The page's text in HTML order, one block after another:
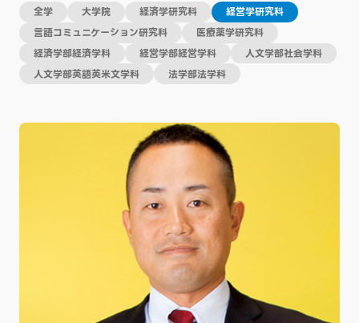
全学 大学院 経済学研究科
経営学研究科
言語コミュニケーション研究科
医療薬学研究科
経済学部経済学科
経営学部経営学科
人文学部社会学科
人文学部英語英米文学科
法学部法学科